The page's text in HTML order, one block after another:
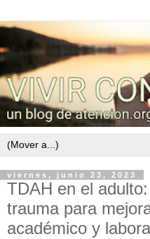
viernes, junio 23, 2023
TDAH en el
trauma para
académico y